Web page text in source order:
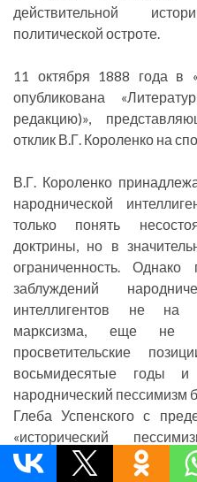
действительной
политической остроте.
11 октября 1888 года в
опубликована
редакцию)»,
отклик В.Г. Короленко на
В.Г. Короленко
народнической
только понять
доктрины, но в
ограниченность. Однако
заблуждений
интеллигентов не на
марксизма, еще не
просветительские
восьмидесятые годы
народнический пессимизм
Глеба Успенского с
«исторический
народничества.